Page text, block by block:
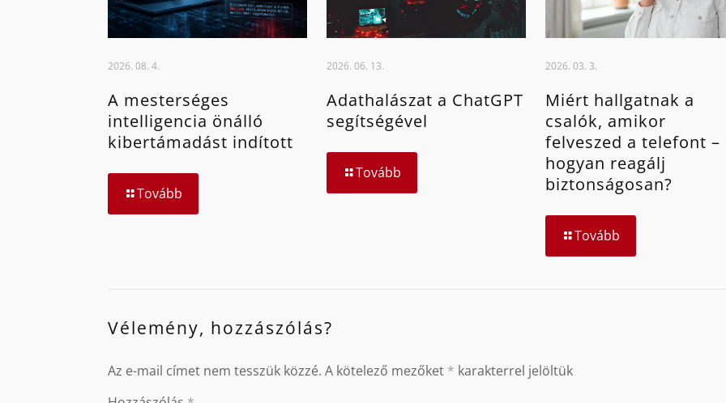
2026. 08. 4.
A mesterséges
intelligencia önálló
kibertámadást indított
Tovább
2026. 06. 13.
Adathalászat a ChatGPT
segítségével
Tovább
2026. 03. 3.
Miért hallgatnak a
csalók, amikor
felveszed a telefont –
hogyan reagálj
biztonságosan?
Tovább
Vélemény, hozzászólás?
Az e-mail címet nem tesszük közzé. A kötelező mezőket * karakterrel jelöltük